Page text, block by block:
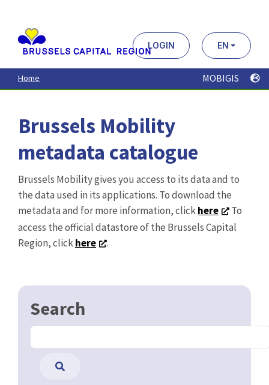
contenu
principal
LOGIN EN
Home MOBIGIS
Brussels Mobility
metadata catalogue
Brussels Mobility gives you access to its data and to
the data used in its applications. To download the
metadata and for more information, clickhere
To
access the official datastore of the Brussels Capital
Region, clickhere .
Search